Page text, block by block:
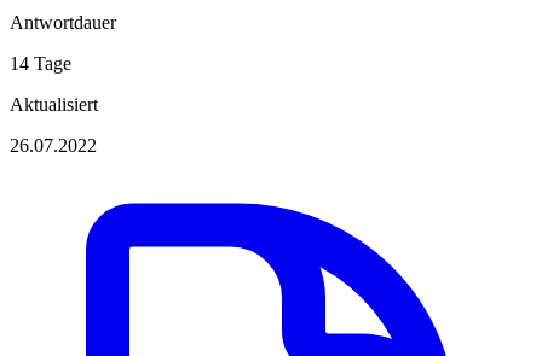
Antwortdauer
14 Tage
Aktualisiert
26.07.2022